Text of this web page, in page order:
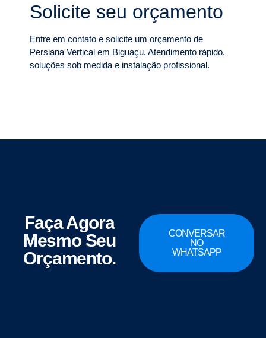
Solicite seu orçamento
Entre em contato e solicite um orçamento de
Persiana Vertical em Biguaçu. Atendimento rápido,
soluções sob medida e instalação profissional.
Faça Agora
Mesmo Seu
Orçamento.
CONVERSAR
NO
WHATSAPP